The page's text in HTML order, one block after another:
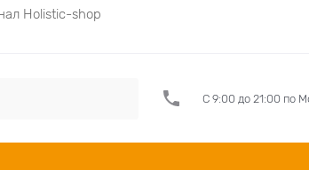
Holistic-shop
С 9:00 до 21:00 по